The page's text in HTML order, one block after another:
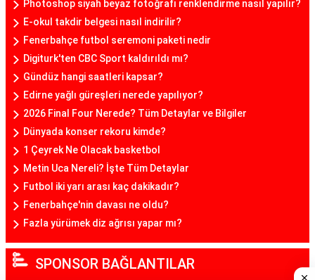
Photoshop siyah beyaz fotoğrafı renklendirme nasıl yapılır?
E-okul takdir belgesi nasıl indirilir?
Fenerbahçe futbol seremoni paketi nedir
Digiturk'ten CBC Sport kaldırıldı mı?
Gündüz hangi saatleri kapsar?
Edirne yağlı güreşleri nerede yapılıyor?
2026 Final Four Nerede? Tüm Detaylar ve Bilgiler
Dünyada konser rekoru kimde?
1 Çeyrek Ne Olacak basketbol
Metin Uca Nereli? İşte Tüm Detaylar
Futbol iki yarı arası kaç dakikadır?
Fenerbahçe'nin davası ne oldu?
Fazla yürümek diz ağrısı yapar mı?
SPONSOR BAĞLANTILAR